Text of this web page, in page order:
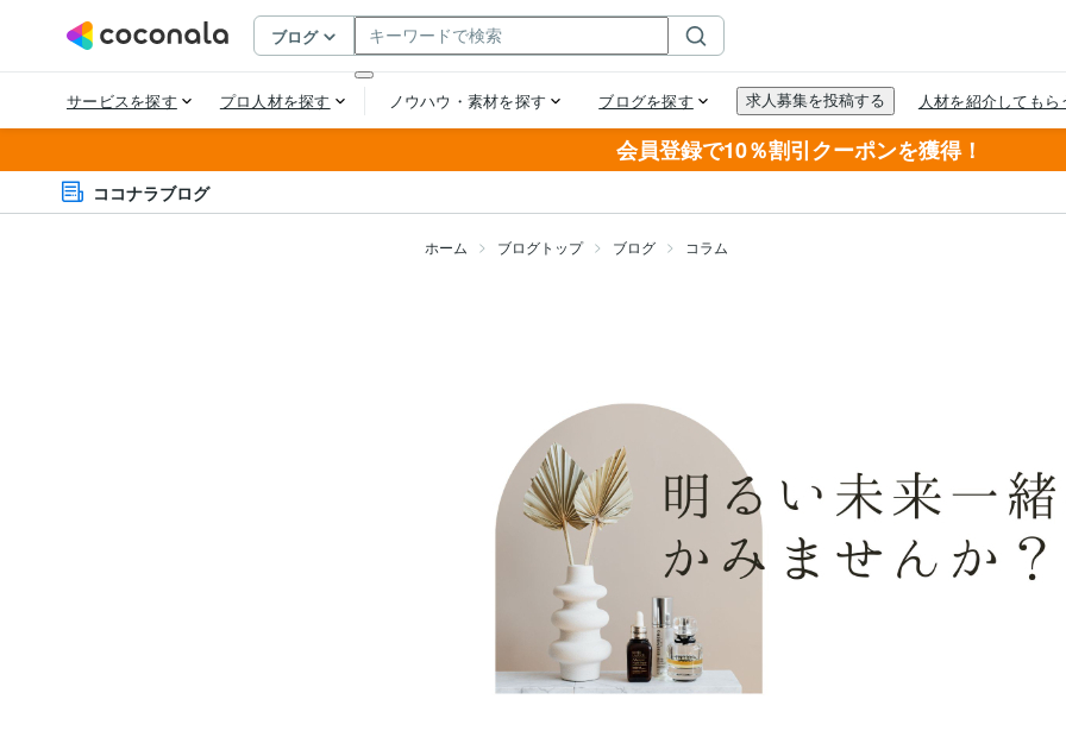
会員登録で10％割引クーポンを獲得！
ココナラブログ
ホーム ブログトップ ブログ コラム